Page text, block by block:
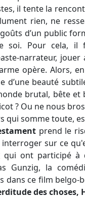
il tente la
rien, ne
d’un public
soi. Pour cela, il
narrateur,
opère. Alors,
d’une beauté
brutal, bête
? Ou ne nous
somme toute,
prend le
interroger sur ce
qui ont participé à
Gunzig, la
dans ce film belgo-
des choses,